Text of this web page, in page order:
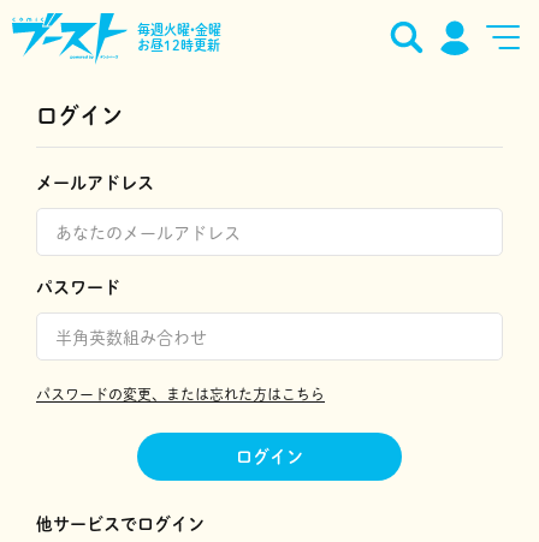
毎週火曜•金曜
お昼12時更新
ログイン
メールアドレス
パスワード
パスワードの変更、または忘れた方はこちら
ログイン
他サービスでログイン